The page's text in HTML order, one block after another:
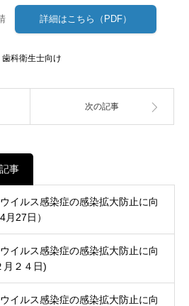
詳細はこちら（PDF）
歯科衛生士向け
次の記事
事
イルス感染症の感染拡大防止に向
27日）
イルス感染症の感染拡大防止に向
月２４日)
イルス感染症の感染拡大防止に向